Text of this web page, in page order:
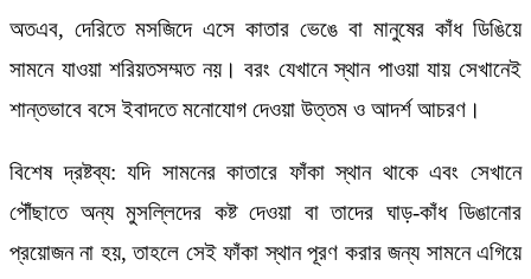
অতএব, দেরিতে মসজিদে এসে কাতার ভেঙে বা মানুষের কাঁধ ডিঙিয়ে
সামনে যাওয়া শরিয়তসম্মত নয়। বরং যেখানে স্থান পাওয়া যায় সেখানেই
শান্তভাবে বসে ইবাদতে মনোযোগ দেওয়া উত্তম ও আদর্শ আচরণ।
বিশেষ দ্রষ্টব্য: যদি সামনের কাতারে ফাঁকা স্থান থাকে এবং সেখানে
পৌঁছাতে অন্য মুসল্লিদের কষ্ট দেওয়া বা তাদের ঘাড়-কাঁধ ডিঙানোর
প্রয়োজন না হয়, তাহলে সেই ফাঁকা স্থান পূরণ করার জন্য সামনে এগিয়ে